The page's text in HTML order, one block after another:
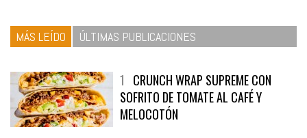
MÁS LEÍDO ÚLTIMAS PUBLICACIONES
1 CRUNCH WRAP SUPREME CON
SOFRITO DE TOMATE AL CAFÉ Y
MELOCOTÓN